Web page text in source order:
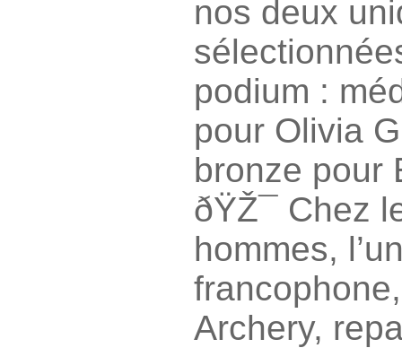
nos deux
podium :
pour Olivia
bronze pour
ðŸŽ¯ Chez
hommes,
Archery,